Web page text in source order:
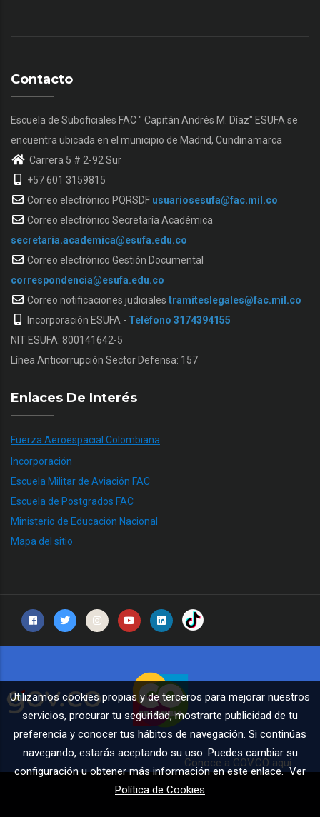
Contacto
Escuela de Suboficiales FAC " Capitán Andrés M. Díaz" ESUFA se
encuentra ubicada en el municipio de Madrid, Cundinamarca
Carrera 5 # 2-92 Sur
+57 601 3159815
Correo electrónico PQRSDF usuariosesufa@fac.mil.co
Correo electrónico Secretaría Académica
secretaria.academica@esufa.edu.co
Correo electrónico Gestión Documental
correspondencia@esufa.edu.co
Correo notificaciones judiciales tramiteslegales@fac.mil.co
Incorporación ESUFA - Teléfono 3174394155
NIT ESUFA: 800141642-5
Línea Anticorrupción Sector Defensa: 157
Enlaces De Interés
Fuerza Aeroespacial Colombiana
Incorporación
Escuela Militar de Aviación FAC
Escuela de Postgrados FAC
Ministerio de Educación Nacional
Mapa del sitio
Conoce a GOV.CO aquí
Utilizamos cookies propias y de terceros para mejorar nuestros
servicios, procurar tu seguridad, mostrarte publicidad de tu
preferencia y conocer tus hábitos de navegación. Si continúas
navegando, estarás aceptando su uso. Puedes cambiar su
configuración u obtener más información en este enlace.Ver
Política de Cookies